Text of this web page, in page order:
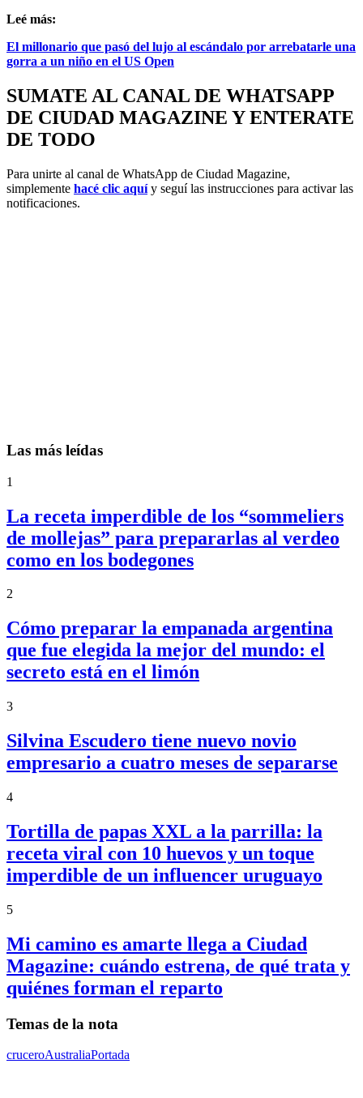
Leé más:
El millonario que pasó del lujo al escándalo por arrebatarle una
gorra a un niño en el US Open
SUMATE AL CANAL DE WHATSAPP
DE CIUDAD MAGAZINE Y ENTERATE
DE TODO
Para unirte al canal de WhatsApp de Ciudad Magazine,
simplemente hacé clic aquíy seguí las instrucciones para activar las
notificaciones.
Las más leídas
1
La receta imperdible de los “sommeliers
de mollejas” para prepararlas al verdeo
como en los bodegones
2
Cómo preparar la empanada argentina
que fue elegida la mejor del mundo: el
secreto está en el limón
3
Silvina Escudero tiene nuevo novio
empresario a cuatro meses de separarse
4
Tortilla de papas XXL a la parrilla: la
receta viral con 10 huevos y un toque
imperdible de un influencer uruguayo
5
Mi camino es amarte llega a Ciudad
Magazine: cuándo estrena, de qué trata y
quiénes forman el reparto
Temas de la nota
cruceroAustraliaPortada